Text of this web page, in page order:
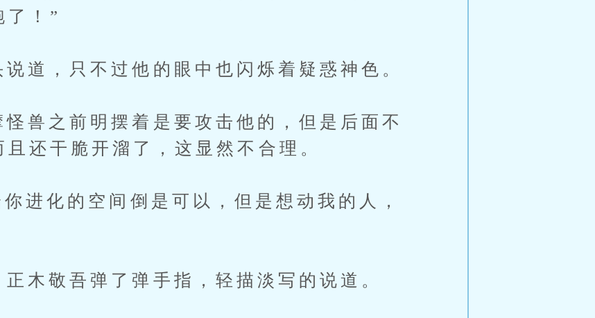
了！”
，只不过他的眼中也闪烁着疑惑神色。
之前明摆着是要攻击他的，但是后面不
还干脆开溜了，这显然不合理。
的空间倒是可以，但是想动我的人，
敬吾弹了弹手指，轻描淡写的说道。